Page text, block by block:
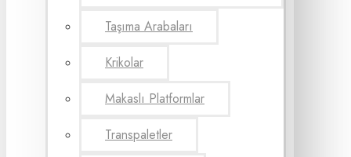
Taşıma Arabaları
Krikolar
Makaslı Platformlar
Transpaletler